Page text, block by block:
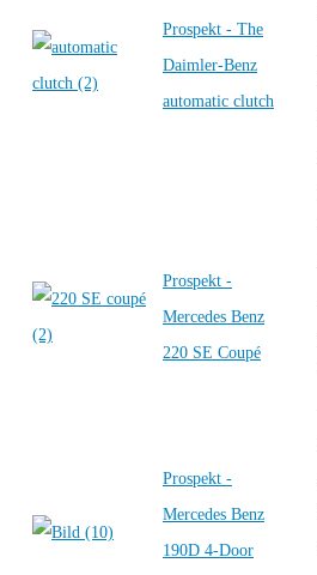
Prospekt - The
Daimler-Benz
automatic clutch
Prospekt -
Mercedes Benz
220 SE Coupé
Prospekt -
Mercedes Benz
190D 4-Door